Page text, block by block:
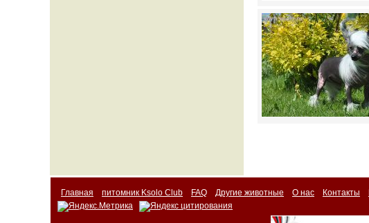
Главная питомник Ksolo Club FAQ Другие животные О нас Контакты